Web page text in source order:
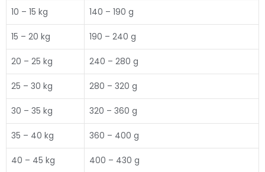
10 – 15 kg 140 – 190 g
15 – 20 kg 190 – 240 g
20 – 25 kg 240 – 280 g
25 – 30 kg 280 – 320 g
30 – 35 kg 320 – 360 g
35 – 40 kg 360 – 400 g
40 – 45 kg 400 – 430 g